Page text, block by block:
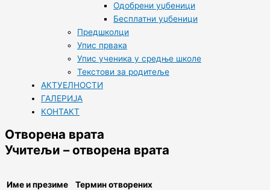
Одобрени уџбеници
Бесплатни уџбеници
Предшколци
Упис првака
Упис ученика у средње школе
Текстови за родитеље
АКТУЕЛНОСТИ
ГАЛЕРИЈА
КОНТАКТ
Отворена врата
Учитељи – отворена врата
Име и презиме
Термин отворених